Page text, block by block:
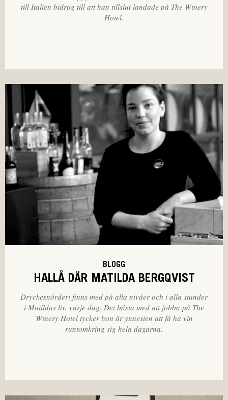
till Italien bidrog till att han tillslut landade på The Winery
Hotel.
BLOGG
HALLÅ DÄR MATILDA BERGQVIST
Dryckesnörderi finns med på alla nivåer och i alla stunder
i Matildas liv, varje dag. Det bästa med att jobba på The
Winery Hotel tycker hon är ynnesten att få ha vin
runtomkring sig hela dagarna.